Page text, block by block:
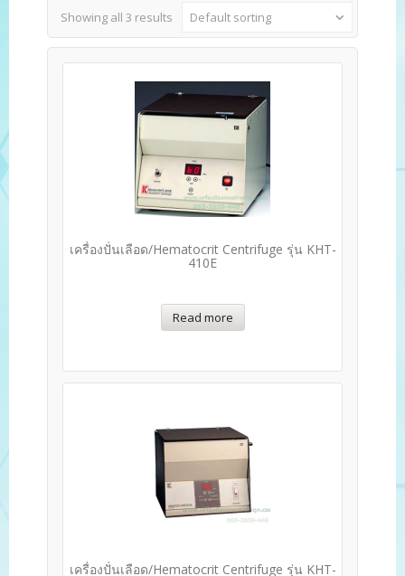
Showing all 3 results Default sorting
เครื่องปั่นเลือด/Hematocrit Centrifuge รุ่น KHT-
410E
Read more
เครื่องปั่นเลือด/Hematocrit Centrifuge รุ่น KHT-